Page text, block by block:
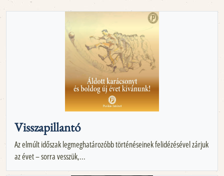
Visszapillantó
Az elmúlt időszak legmeghatározóbb történéseinek felidézésével zárjuk
az évet – sorra vesszük,...